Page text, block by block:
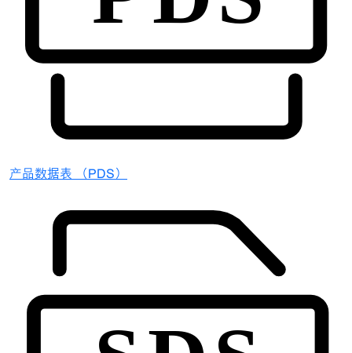
产品数据表 （PDS）